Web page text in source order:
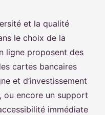
et la qualité
le choix de la
ligne proposent des
cartes bancaires
et d’investissement
ou encore un support
immédiate